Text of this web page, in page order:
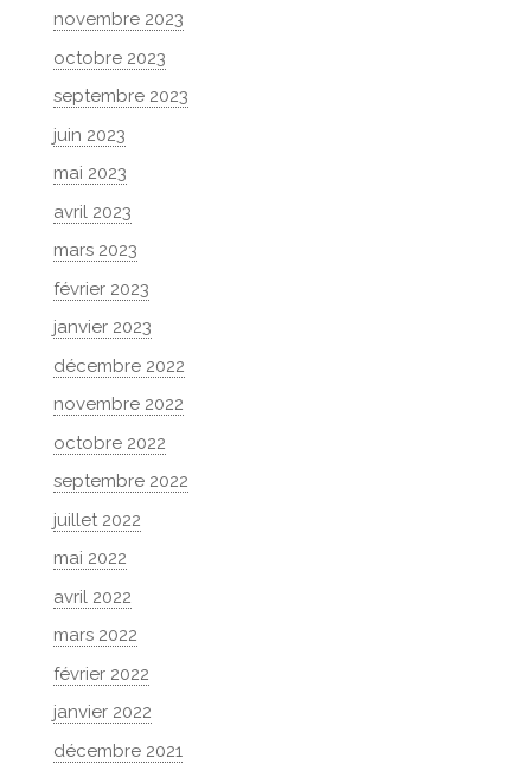
novembre 2023
octobre 2023
septembre 2023
juin 2023
mai 2023
avril 2023
mars 2023
février 2023
janvier 2023
décembre 2022
novembre 2022
octobre 2022
septembre 2022
juillet 2022
mai 2022
avril 2022
mars 2022
février 2022
janvier 2022
décembre 2021